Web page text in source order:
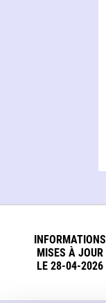
INFORMATIONS
MISES À JOUR
LE 28-04-2026